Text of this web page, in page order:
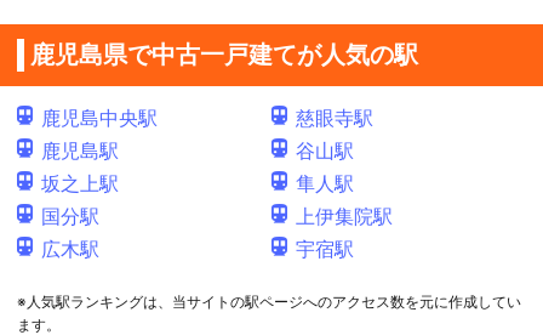
鹿児島県で中古一戸建てが人気の駅
鹿児島中央駅
鹿児島駅
坂之上駅
国分駅
広木駅
慈眼寺駅
谷山駅
隼人駅
上伊集院駅
宇宿駅
※人気駅ランキングは、当サイトの駅ページへのアクセス数を元に作成してい
ます。